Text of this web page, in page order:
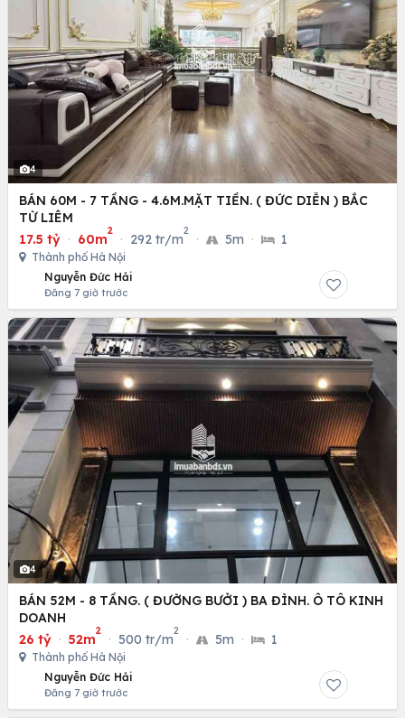
4
BÁN 60M - 7 TẦNG - 4.6M.MẶT TIỀN. ( ĐỨC DIỄN ) BẮC
TỪ LIÊM
17.5 tỷ · 60m
2
· 292 tr/m
2
· 5m · 1
Thành phố Hà Nội
Nguyễn Đức Hải
Đăng 7 giờ trước
4
BÁN 52M - 8 TẦNG. ( ĐƯỜNG BƯỞI ) BA ĐÌNH. Ô TÔ KINH
DOANH
26 tỷ · 52m
2
· 500 tr/m
2
· 5m · 1
Thành phố Hà Nội
Nguyễn Đức Hải
Đăng 7 giờ trước